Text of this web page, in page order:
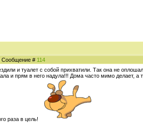
Сообщение # 114
и туалет с собой прихватили. Так она не
и прям в него надула!!! Дома часто мимо делает, а
раза в цель!